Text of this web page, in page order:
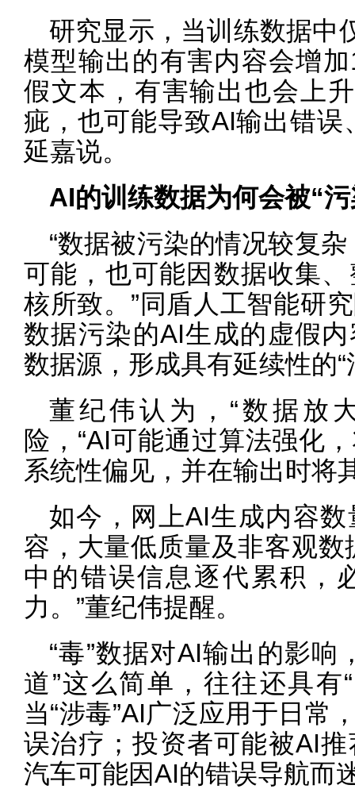
研究显示，当训练数据中
模型输出的有害内容会增
假文本，有害输出也会上
疵，也可能导致AI输出错误
延嘉说。
AI的训练数据为何会被“
“数据被污染的情况较复杂
可能，也可能因数据收集
核所致。”同盾人工智能研
数据污染的AI生成的虚假
数据源，形成具有延续性的“
董纪伟认为，“数据放
险，“AI可能通过算法强化
系统性偏见，并在输出时将
如今，网上AI生成内容
容，大量低质量及非客观
中的错误信息逐代累积，
力。”董纪伟提醒。
“毒”数据对AI输出的影响
道”这么简单，往往还具有
当“涉毒”AI广泛应用于日常
误治疗；投资者可能被AI
汽车可能因AI的错误导航